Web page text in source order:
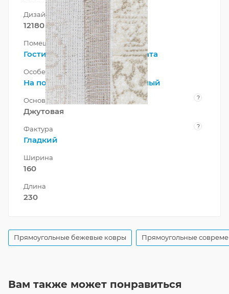
Дизайн
12180 100
Помещение
Гостиная,Зал,Спальня,Комната
Особенности
На пол,Оригинальный , Плотный
Основа ?
Джутовая
Фактура ?
Гладкий
Ширина
160
Длина
230
Прямоугольные бежевые ковры Прямоугольные
Вам также может понравиться